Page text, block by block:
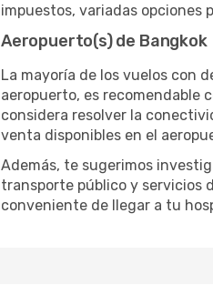
impuestos, variadas opciones
Aeropuerto(s) de Bangkok
La mayoría de los vuelos con
aeropuerto, es recomendable
considera resolver la
venta disponibles en el
Además, te sugerimos
transporte público y servicios
conveniente de llegar a tu